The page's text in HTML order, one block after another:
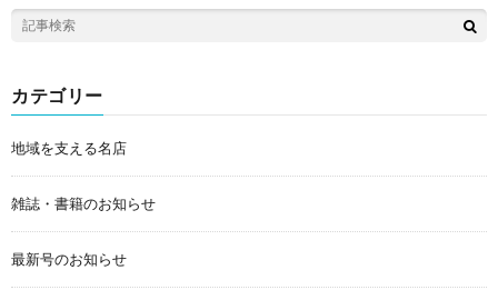
カテゴリー
地域を支える名店
雑誌・書籍のお知らせ
最新号のお知らせ